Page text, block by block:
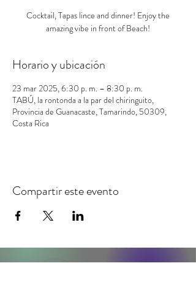
Cocktail, Tapas lince and dinner! Enjoy the
amazing vibe in front of Beach!
Horario y ubicación
23 mar 2025, 6:30 p. m. – 8:30 p. m.
TABÚ, la rontonda a la par del chiringuito,
Provincia de Guanacaste, Tamarindo, 50309,
Costa Rica
Compartir este evento